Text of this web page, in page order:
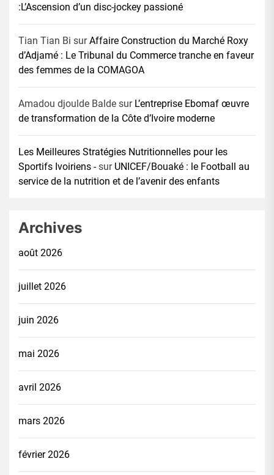
:L’Ascension d’un disc-jockey passioné
Tian Tian Bi surAffaire Construction du Marché Roxy
d’Adjamé : Le Tribunal du Commerce tranche en faveur
des femmes de la COMAGOA
Amadou djoulde Balde sur L’entreprise Ebomaf œuvre
de transformation de la Côte d’Ivoire moderne
Les Meilleures Stratégies Nutritionnelles pour les
Sportifs Ivoiriens -sur UNICEF/Bouaké : le Football au
service de la nutrition et de l’avenir des enfants
Archives
août 2026
juillet 2026
juin 2026
mai 2026
avril 2026
mars 2026
février 2026